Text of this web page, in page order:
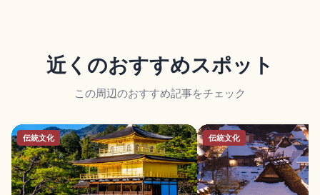
近くのおすすめスポット
この周辺のおすすめ記事をチェック
伝統文化 伝統文化